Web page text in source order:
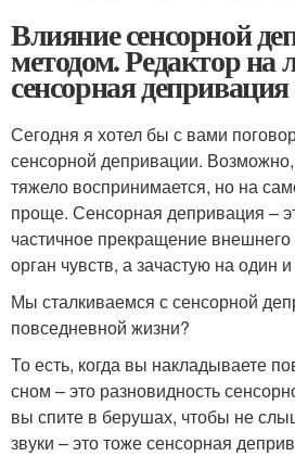
Влияние сенсорной
методом. Редактор на
сенсорная депривация
Сегодня я хотел бы с вами
сенсорной депривации. Возможно,
тяжело воспринимается, но на
проще. Сенсорная депривация –
частичное прекращение
орган чувств, а зачастую на один
Мы сталкиваемся с сенсорной
повседневной жизни?
То есть, когда вы накладываете
сном – это разновидность
вы спите в берушах, чтобы не
звуки – это тоже сенсорная